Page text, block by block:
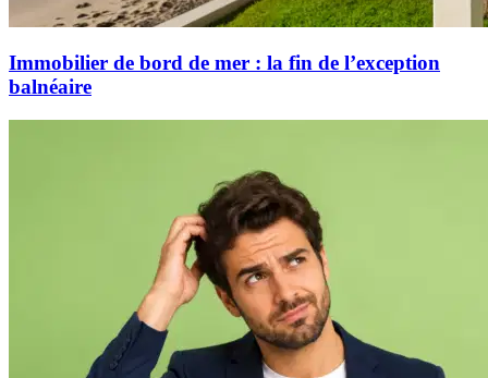
Immobilier de bord de mer : la fin de l’exception
balnéaire